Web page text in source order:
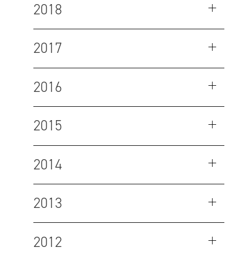
2018
2017
2016
2015
2014
2013
2012